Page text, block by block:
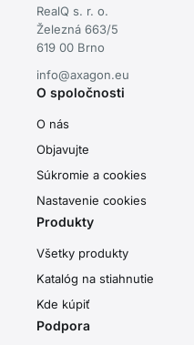
RealQ s. r. o.
Železná 663/5
619 00 Brno
info@axagon.eu
O spoločnosti
O nás
Objavujte
Súkromie a cookies
Nastavenie cookies
Produkty
Všetky produkty
Katalóg na stiahnutie
Kde kúpiť
Podpora